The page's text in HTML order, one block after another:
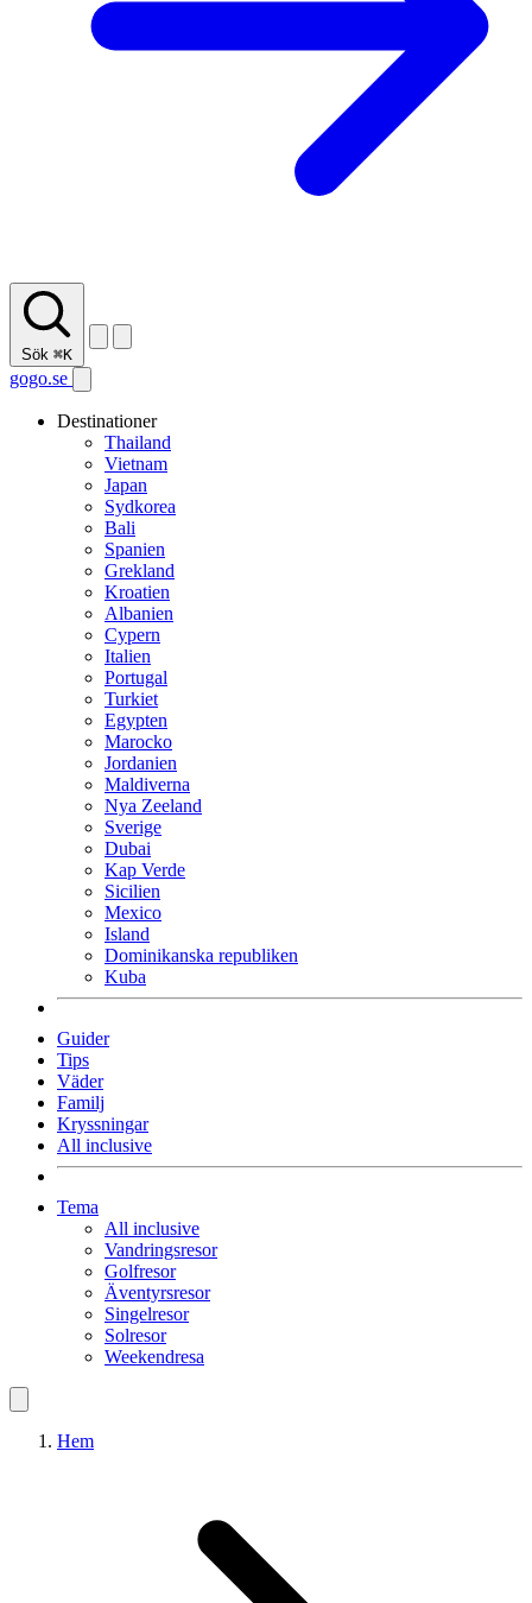
Sök ⌘K
gogo.se
Destinationer
Thailand
Vietnam
Japan
Sydkorea
Bali
Spanien
Grekland
Kroatien
Albanien
Cypern
Italien
Portugal
Turkiet
Egypten
Marocko
Jordanien
Maldiverna
Nya Zeeland
Sverige
Dubai
Kap Verde
Sicilien
Mexico
Island
Dominikanska republiken
Kuba
Guider
Tips
Väder
Familj
Kryssningar
All inclusive
Tema
All inclusive
Vandringsresor
Golfresor
Äventyrsresor
Singelresor
Solresor
Weekendresa
Hem